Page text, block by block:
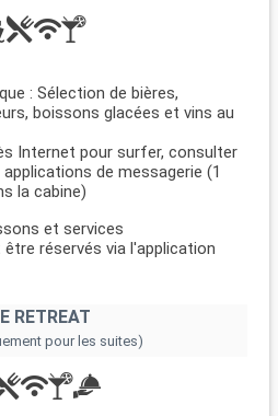
: Sélection de bières,
boissons glacées et vins au
Internet pour surfer, consulter
de messagerie (1
la cabine)
et services
réservés via l'application
RETREAT
pour les suites)